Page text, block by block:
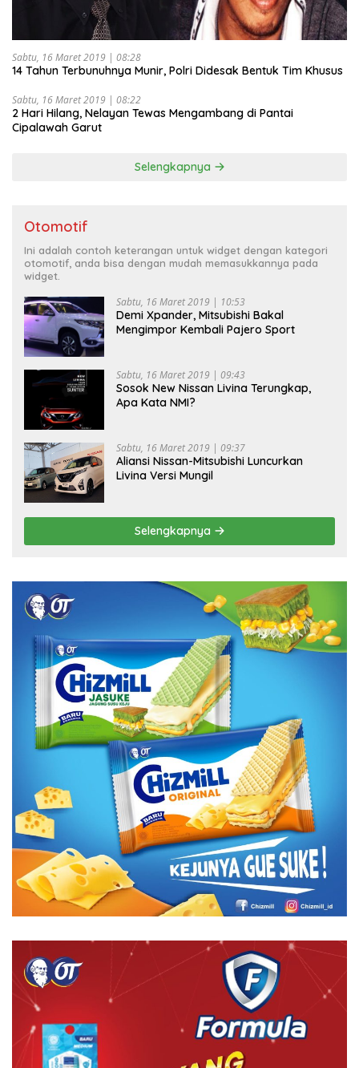
Sabtu, 16 Maret 2019 | 08:28
14 Tahun Terbunuhnya Munir, Polri Didesak Bentuk Tim Khusus
Sabtu, 16 Maret 2019 | 08:22
2 Hari Hilang, Nelayan Tewas Mengambang di Pantai
Cipalawah Garut
Selengkapnya
Otomotif
Ini adalah contoh keterangan untuk widget dengan kategori
otomotif, anda bisa dengan mudah memasukkannya pada
widget.
Sabtu, 16 Maret 2019 | 10:53
Demi Xpander, Mitsubishi Bakal
Mengimpor Kembali Pajero Sport
Sabtu, 16 Maret 2019 | 09:43
Sosok New Nissan Livina Terungkap,
Apa Kata NMI?
Sabtu, 16 Maret 2019 | 09:37
Aliansi Nissan-Mitsubishi Luncurkan
Livina Versi Mungil
Selengkapnya